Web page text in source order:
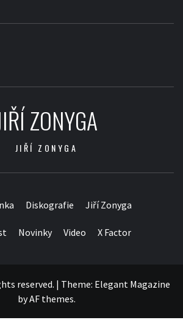
ZONYGA
JIŘÍ ZONYGA
Diskografie Jiří Zonyga
Novinky Video X Factor
reserved. | Theme: Elegant Magazine
byAF themes.